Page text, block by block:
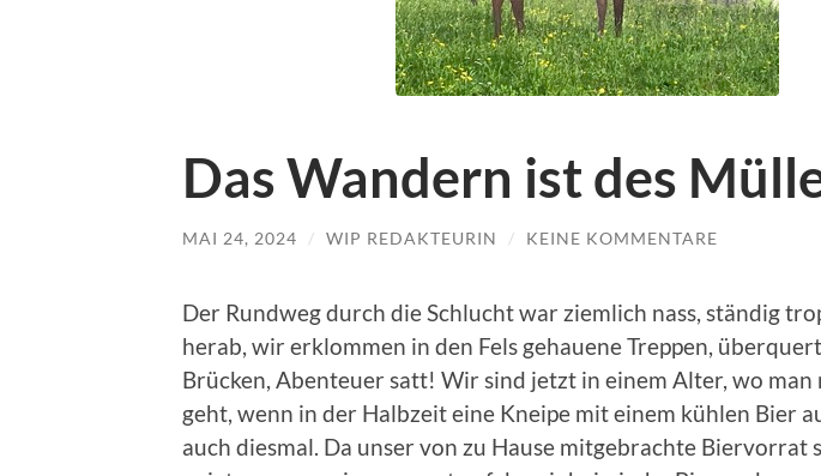
Das Wandern ist des
MAI 24, 2024 / WIP REDAKTEURIN / KEINE KOMMENTARE
Der Rundweg durch die Schlucht war ziemlich nass, ständig
herab, wir erklommen in den Fels gehauene Treppen,
Brücken, Abenteuer satt! Wir sind jetzt in einem Alter, wo man
geht, wenn in der Halbzeit eine Kneipe mit einem kühlen Bier
auch diesmal. Da unser von zu Hause mitgebrachte Biervorrat